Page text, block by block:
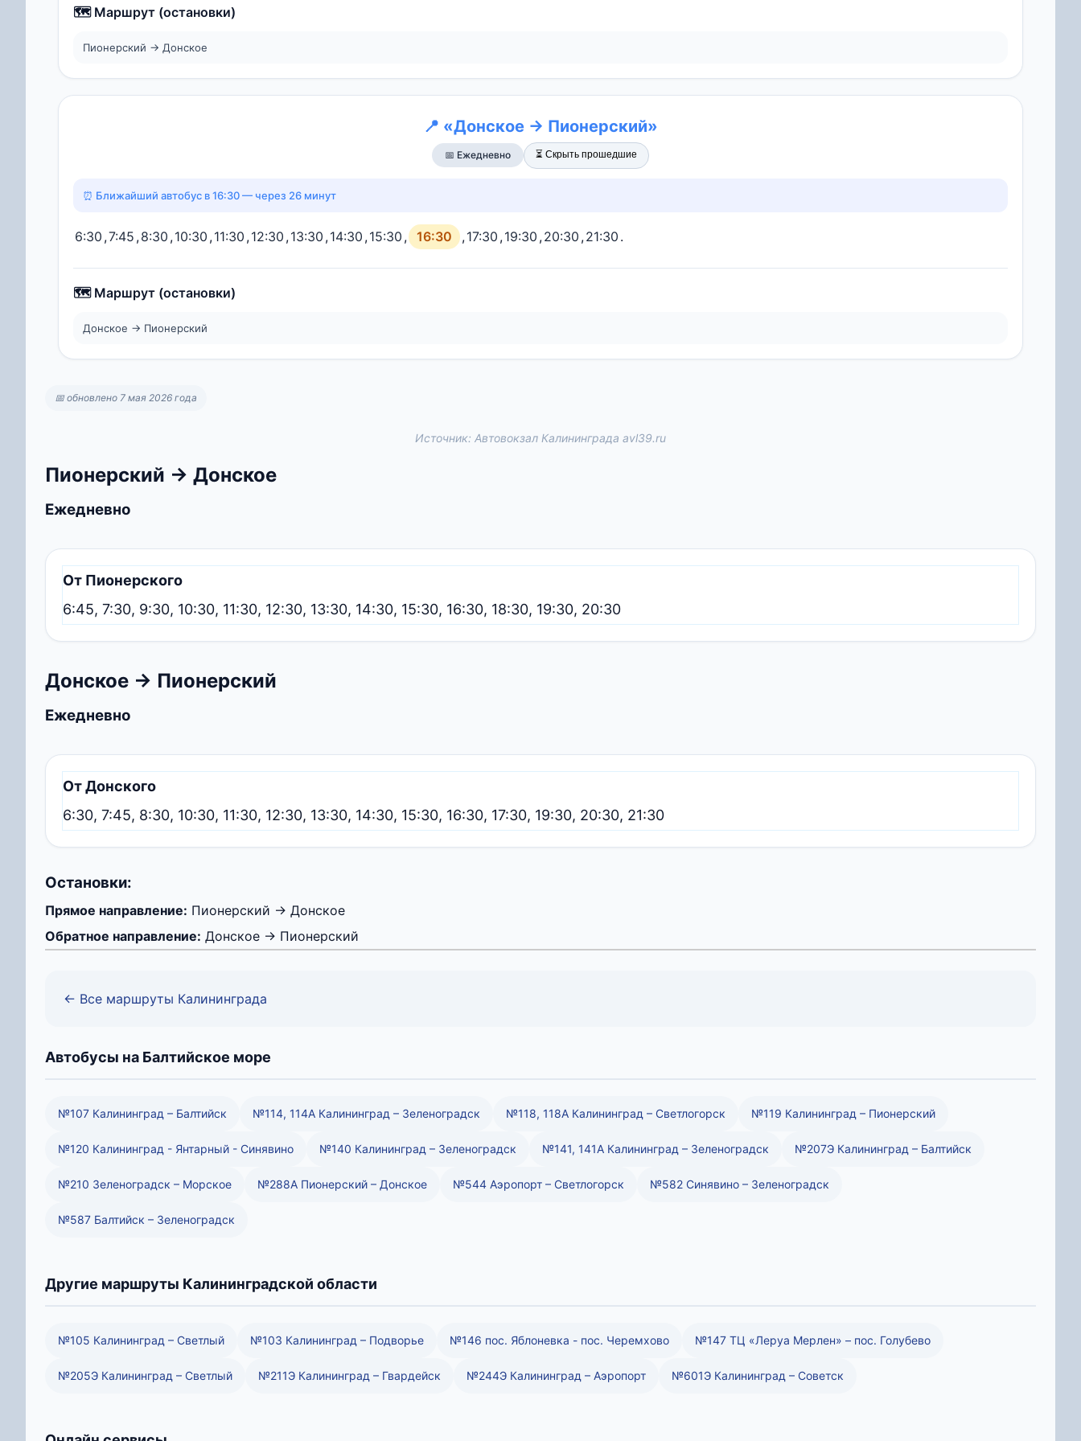
🗺️ Маршрут (остановки)
Пионерский → Донское
📍 «Донское → Пионерский»
📅 Ежедневно ⏳ Скрыть прошедшие
⏰ Ближайший автобус в 16:30 — через 26 минут
6:30 ,7:45 ,8:30 ,10:30 ,11:30 ,12:30 ,13:30 ,14:30 ,15:30 , 16:30 ,17:30 ,19:30 ,20:30 ,21:30 .
🗺️ Маршрут (остановки)
Донское → Пионерский
📅 обновлено 7 мая 2026 года
Источник: Автовокзал Калининграда avl39.ru
Пионерский → Донское
Ежедневно
От Пионерского
6:45, 7:30, 9:30, 10:30, 11:30, 12:30, 13:30, 14:30, 15:30, 16:30, 18:30, 19:30, 20:30
Донское → Пионерский
Ежедневно
От Донского
6:30, 7:45, 8:30, 10:30, 11:30, 12:30, 13:30, 14:30, 15:30, 16:30, 17:30, 19:30, 20:30, 21:30
Остановки:
Прямое направление: Пионерский → Донское
Обратное направление: Донское → Пионерский
← Все маршруты Калининграда
Автобусы на Балтийское море
№107 Калининград – Балтийск №114, 114А Калининград – Зеленоградск №118, 118А Калининград – Светлогорск №119 Калининград – Пионерский
№120 Калининград - Янтарный - Синявино №140 Калининград – Зеленоградск №141, 141А Калининград – Зеленоградск №207Э Калининград – Балтийск
№210 Зеленоградск – Морское №288А Пионерский – Донское №544 Аэропорт – Светлогорск №582 Синявино – Зеленоградск
№587 Балтийск – Зеленоградск
Другие маршруты Калининградской области
№105 Калининград – Светлый №103 Калининград – Подворье №146 пос. Яблоневка - пос. Черемхово №147 ТЦ «Леруа Мерлен» – пос. Голубево
№205Э Калининград – Светлый №211Э Калининград – Гвардейск №244Э Калининград – Аэропорт №601Э Калининград – Советск